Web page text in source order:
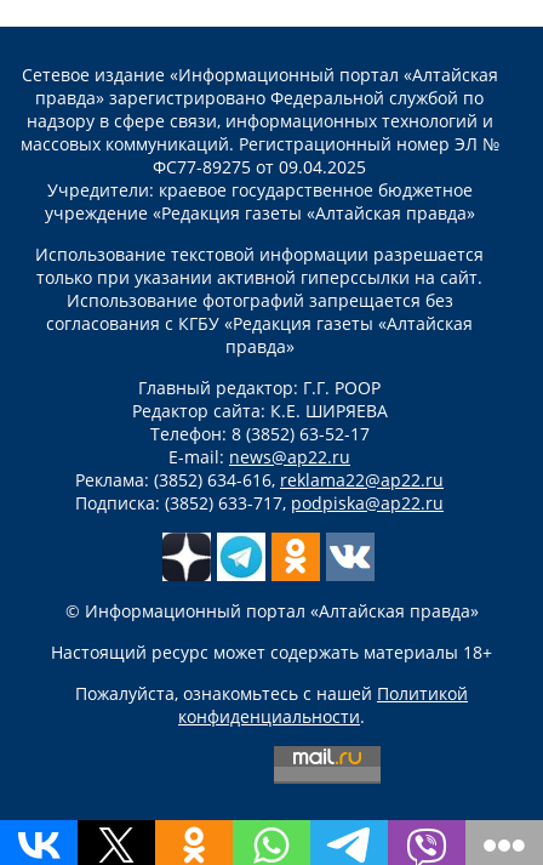
Сетевое издание «Информационный портал «Алтайская
правда» зарегистрировано Федеральной службой по
надзору в сфере связи, информационных технологий и
массовых коммуникаций. Регистрационный номер ЭЛ №
ФС77-89275 от 09.04.2025
Учредители: краевое государственное бюджетное
учреждение «Редакция газеты «Алтайская правда»
Использование текстовой информации разрешается
только при указании активной гиперссылки на сайт.
Использование фотографий запрещается без
согласования с КГБУ «Редакция газеты «Алтайская
правда»
Главный редактор: Г.Г. РООР
Редактор сайта: К.Е. ШИРЯЕВА
Телефон: 8 (3852) 63-52-17
E-mail: news@ap22.ru
Реклама: (3852) 634-616, reklama22@ap22.ru
Подписка: (3852) 633-717, podpiska@ap22.ru
© Информационный портал «Алтайская правда»
Настоящий ресурс может содержать материалы 18+
Пожалуйста, ознакомьтесь с нашей Политикой
конфиденциальности.